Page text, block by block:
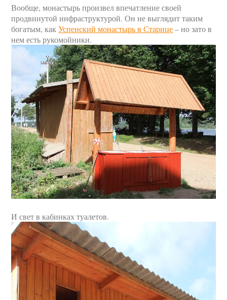
Вообще, монастырь произвел впечатление своей
продвинутой инфраструктурой. Он не выглядит таким
богатым, какУспенский монастырь в Старице– но зато в
нем есть рукомойники.
И свет в кабинках туалетов.